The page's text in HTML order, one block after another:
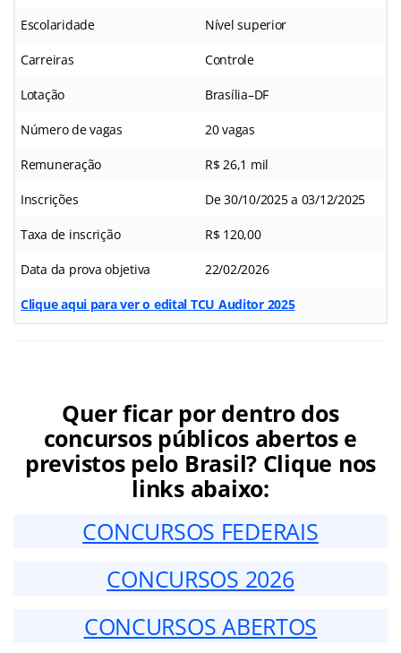
Escolaridade Nível superior
Carreiras Controle
Lotação Brasília–DF
Número de vagas 20 vagas
Remuneração R$ 26,1 mil
Inscrições De 30/10/2025 a 03/12/2025
Taxa de inscrição R$ 120,00
Data da prova objetiva 22/02/2026
Clique aqui para ver o edital TCU Auditor 2025
Quer ficar por dentro dos
concursos públicos abertos e
previstos pelo Brasil? Clique nos
links abaixo:
CONCURSOS FEDERAIS
CONCURSOS 2026
CONCURSOS ABERTOS